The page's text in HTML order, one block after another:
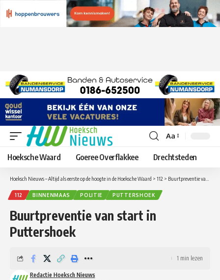
Lettergrootte
aanpassen
Aa
Hoeksche Waard Goeree Overflakkee Drechtsteden
Hoeksch Nieuws – Altijd als eerste op de hoogte in de Hoeksche Waard > 112 > Buurtpreventie van start in Puttershoek
112 BINNENMAAS POLITIE PUTTERSHOEK
Buurtpreventie van start in
Puttershoek
Redactie Hoeksch Nieuws
1 min lezen